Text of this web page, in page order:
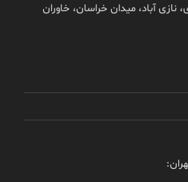
آباد، میدان خراسان، خاوران